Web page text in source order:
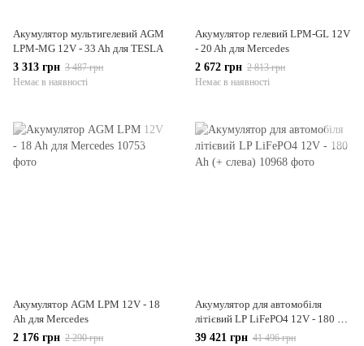
Акумулятор мультигелевий AGM
LPM-MG 12V - 33 Ah для TESLA
3 313 грн 3 487 грн
Немає в наявності
Акумулятор гелевий LPM-GL 12V
- 20 Ah для Mercedes
2 672 грн 2 813 грн
Немає в наявності
Акумулятор AGM LPM 12V - 18
Ah для Mercedes
2 176 грн 2 290 грн
Акумулятор для автомобіля
літієвий LP LiFePO4 12V - 180 Ah
(+ слева)
39 421 грн 41 496 грн